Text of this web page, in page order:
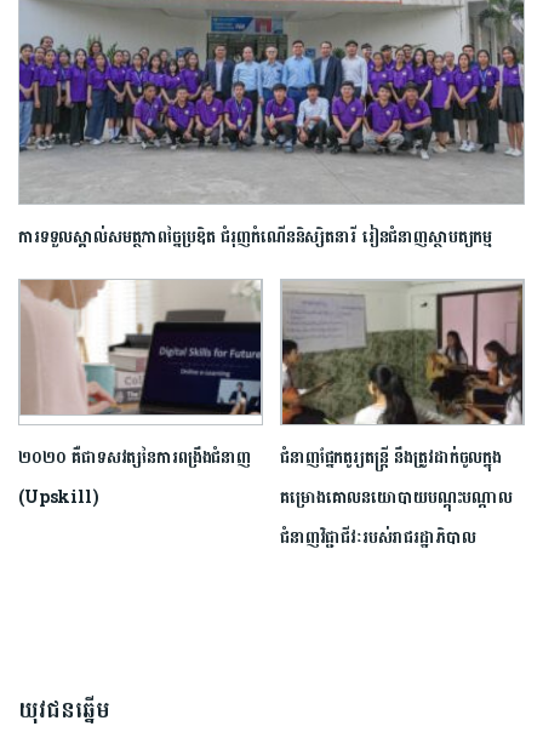
ការទទួលស្គាល់សមត្ថភាពច្នៃប្រឌិត ជំរុញកំណើននិស្សិតនារី រៀនជំនាញស្ថាបត្យកម្ម
២០២០ គឺជាទសវត្សនៃការពង្រឹងជំនាញ
(Upskill)
ជំនាញផ្នែកតូរ្យតន្រ្តី នឹង​ត្រូវ​ដាក់ចូល​ក្នុង​
គម្រោង​គោលនយោបាយ​បណ្តុះបណ្តាល​
ជំនាញវិជ្ជាជីវៈ​របស់រាជរដ្ឋាភិបាល
យុវជនឆ្នើម